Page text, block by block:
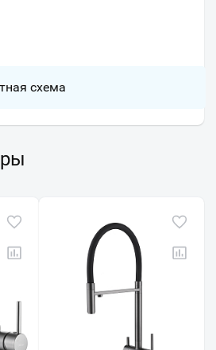
схема